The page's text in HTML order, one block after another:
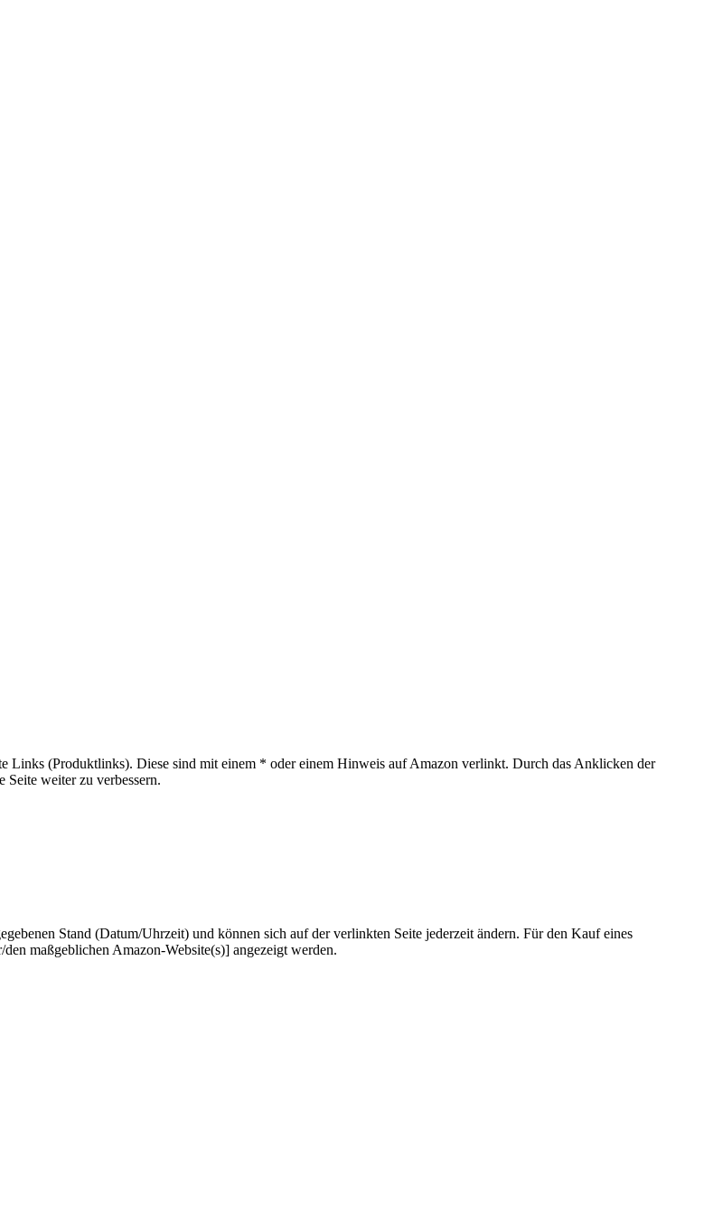
Links (Produktlinks). Diese sind mit einem * oder einem Hinweis auf Amazon verlinkt. Durch das Anklicken der
weiter zu verbessern.
Stand (Datum/Uhrzeit) und können sich auf der verlinkten Seite jederzeit ändern. Für den Kauf eines
maßgeblichen Amazon-Website(s)] angezeigt werden.